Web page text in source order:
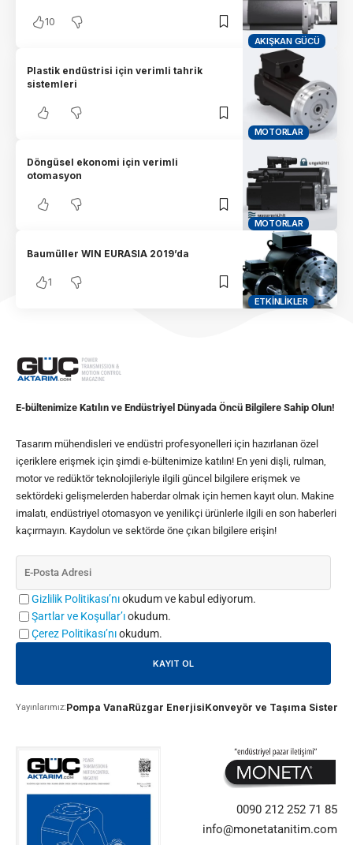
AKIŞKAN GÜCÜ
10
MOTORLAR
Plastik endüstrisi için verimli tahrik
sistemleri
MOTORLAR
Döngüsel ekonomi için verimli
otomasyon
ETKINLIKLER
Baumüller WIN EURASIA 2019’da
1
E-bültenimize Katılın ve Endüstriyel Dünyada Öncü Bilgilere Sahip Olun!
Tasarım mühendisleri ve endüstri profesyonelleri için hazırlanan özel
içeriklere erişmek için şimdi e-bültenimize katılın! En yeni dişli, rulman,
motor ve redüktör teknolojileriyle ilgili güncel bilgilere erişmek ve
sektördeki gelişmelerden haberdar olmak için hemen kayıt olun. Makine
imalatı, endüstriyel otomasyon ve yenilikçi ürünlerle ilgili en son haberleri
kaçırmayın. Kaydolun ve sektörde öne çıkan bilgilere erişin!
Gizlilik Politikası’nıokudum ve kabul ediyorum.
Şartlar ve Koşullar’ıokudum.
Çerez Politikası’nıokudum.
Yayınlarımız:Pompa VanaRüzgar EnerjisiKonveyör ve Taşıma
0090 212 252 71 85
info@monetatanitim.com